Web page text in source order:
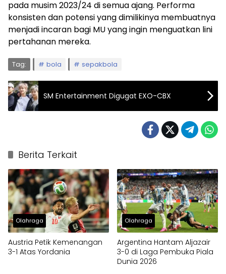
pada musim 2023/24 di semua ajang. Performa
konsisten dan potensi yang dimilikinya membuatnya
menjadi incaran bagi MU yang ingin menguatkan lini
pertahanan mereka.
Tag: bola sepakbola
SM Entertainment Digugat EXO-CBX
Berita Terkait
Olahraga
Austria Petik Kemenangan
3-1 Atas Yordania
Olahraga
Argentina Hantam Aljazair
3-0 di Laga Pembuka Piala
Dunia 2026